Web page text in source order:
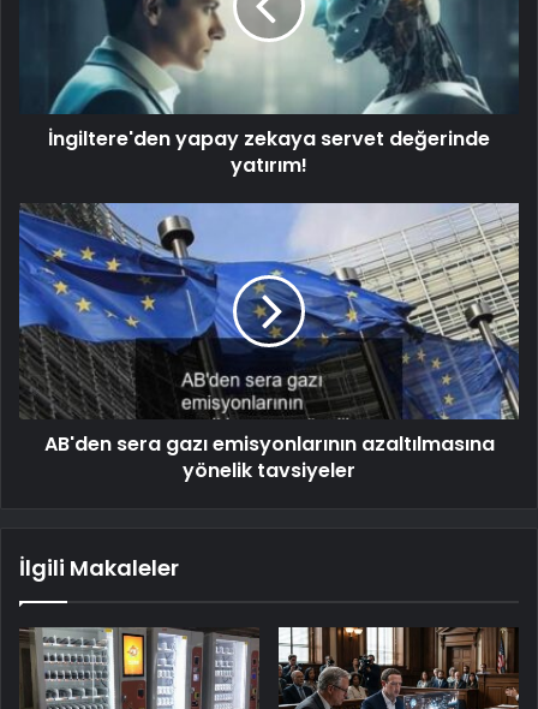
İngiltere'den yapay zekaya servet değerinde
yatırım!
AB'den sera gazı emisyonlarının azaltılmasına
yönelik tavsiyeler
İlgili Makaleler